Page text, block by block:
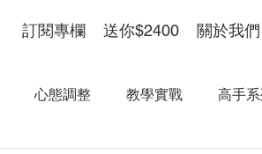
訂閱專欄 送你$2400 關於我們
心態調整 教學實戰 高手